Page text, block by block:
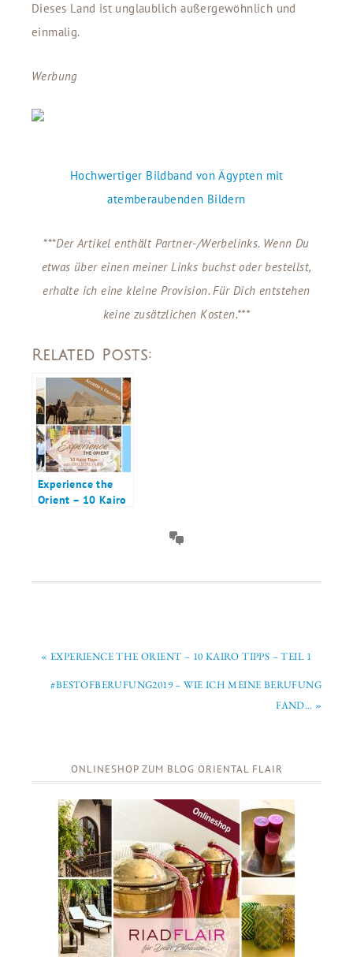
Dieses Land ist unglaublich außergewöhnlich und
einmalig.
Werbung
Hochwertiger Bildband von Ägypten mit
atemberaubenden Bildern
***Der Artikel enthält Partner-/Werbelinks. Wenn Du
etwas über einen meiner Links buchst oder bestellst,
erhalte ich eine kleine Provision. Für Dich entstehen
keine zusätzlichen Kosten.***
Related Posts:
Experience the
Orient – 10 Kairo
« EXPERIENCE THE ORIENT – 10 KAIRO TIPPS – TEIL 1
#BESTOFBERUFUNG2019 – WIE ICH MEINE BERUFUNG
FAND… »
ONLINESHOP ZUM BLOG ORIENTAL FLAIR